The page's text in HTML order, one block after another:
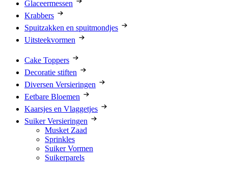
Glaceermessen
Krabbers
Spuitzakken en spuitmondjes
Uitsteekvormen
Cake Toppers
Decoratie stiften
Diversen Versieringen
Eetbare Bloemen
Kaarsjes en Vlaggetjes
Suiker Versieringen
Musket Zaad
Sprinkles
Suiker Vormen
Suikerparels